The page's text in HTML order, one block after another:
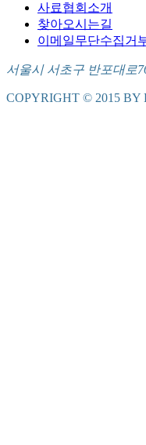
사료협회소개
찾아오시는길
이메일무단수집거
서울시 서초구 반포대로
COPYRIGHT © 2015 BY